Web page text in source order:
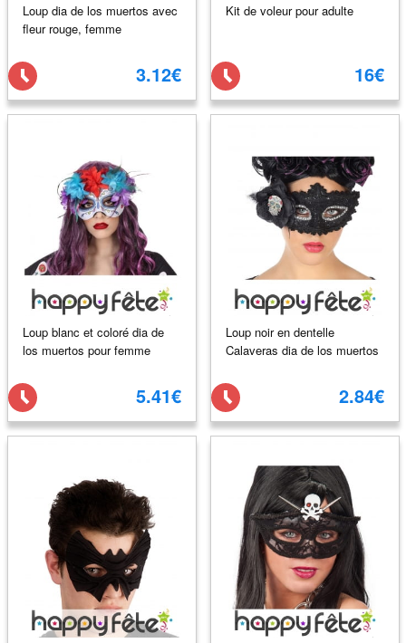
Loup dia de los muertos avec
fleur rouge, femme
3.12€
Kit de voleur pour adulte
16€
Loup blanc et coloré dia de
los muertos pour femme
5.41€
Loup noir en dentelle
Calaveras dia de los muertos
2.84€